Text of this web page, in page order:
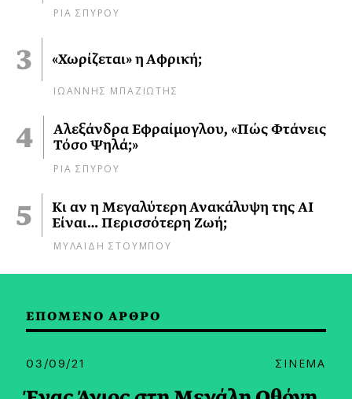
ΡΙΑ ΣΠΥΡΟΥ
«Χωρίζεται» η Αφρική;
ΙΩΑΝΝΗΣ ΜΠΑΖΙΩΤΗΣ
Αλεξάνδρα Εφραίμογλου, «Πώς Φτάνεις
Τόσο Ψηλά;»
ΡΙΑ ΣΠΥΡΟΥ
Κι αν η Μεγαλύτερη Ανακάλυψη της AI
Είναι… Περισσότερη Ζωή;
ΜΥΛΑΙΔΗ ΣΤΟΥΜΠΟΥ
ΕΠΟΜΕΝΟ ΑΡΘΡΟ
03/09/21 ΣΙΝΕΜΑ